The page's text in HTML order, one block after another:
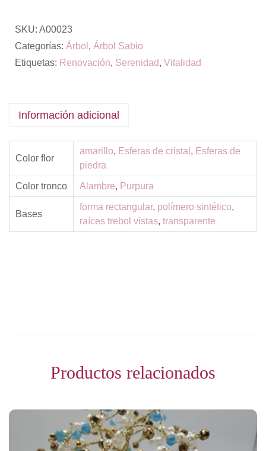
SKU: A00023
Categorías: Árbol , Árbol Sabio
Etiquetas: Renovación, Serenidad, Vitalidad
Información adicional
Color flor
amarillo, Esferas de cristal , Esferas de
piedra
Color tronco Alambre, Purpura
Bases
forma rectangular, polímero sintético,
raíces trebol vistas, transparente
Productos relacionados